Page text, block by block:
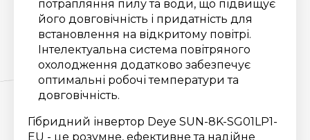
потрапляння пилу та води, що підвищує
його довговічність і придатність для
встановлення на відкритому повітрі.
Інтелектуальна система повітряного
охолодження додатково забезпечує
оптимальні робочі температури та
довговічність.
Гібридний інвертор Deye SUN-8K-SG01LP1-
EU - це розумне, ефективне та надійне